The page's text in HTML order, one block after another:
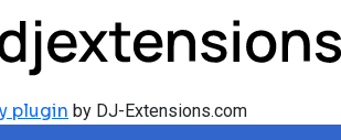
plugin by DJ-Extensions.com